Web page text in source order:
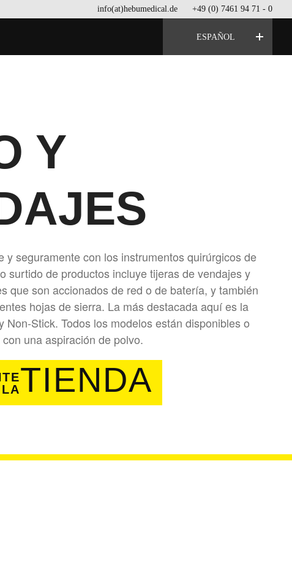
info(at)hebumedical.de +49 (0) 7461 94 71 - 0
ESPAÑOL
Y
y seguramente con los instrumentos quirúrgicos de
surtido de productos incluye tijeras de vendajes y
que son accionados de red o de batería, y también
hojas de sierra. La más destacada aquí es la
Non-Stick. Todos los modelos están disponibles o
una aspiración de polvo.
TIENDA